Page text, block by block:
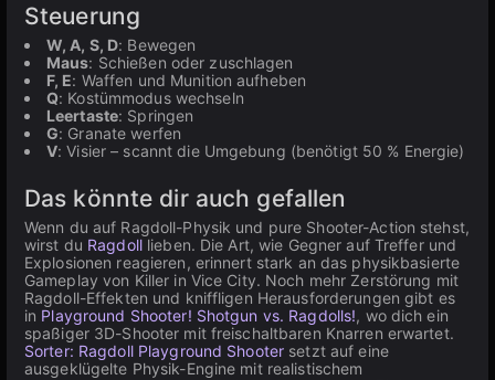
Steuerung
W, A, S, D: Bewegen
Maus: Schießen oder zuschlagen
F, E: Waffen und Munition aufheben
Q: Kostümmodus wechseln
Leertaste: Springen
G: Granate werfen
V: Visier – scannt die Umgebung (benötigt 50 % Energie)
Das könnte dir auch gefallen
Wenn du auf Ragdoll-Physik und pure Shooter-Action stehst,
wirst du Ragdolllieben. Die Art, wie Gegner auf Treffer und
Explosionen reagieren, erinnert stark an das physikbasierte
Gameplay von Killer in Vice City. Noch mehr Zerstörung mit
Ragdoll-Effekten und kniffligen Herausforderungen gibt es
in Playground Shooter! Shotgun vs. Ragdolls!, wo dich ein
spaßiger 3D-Shooter mit freischaltbaren Knarren erwartet.
Sorter: Ragdoll Playground Shooter setzt auf eine
ausgeklügelte Physik-Engine mit realistischem